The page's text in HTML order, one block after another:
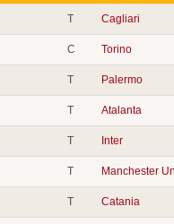
T Cagliari
C Torino
T Palermo
T Atalanta
T Inter
T Manchester
T Catania